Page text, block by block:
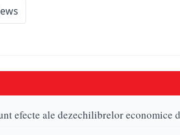
efecte ale dezechilibrelor economice